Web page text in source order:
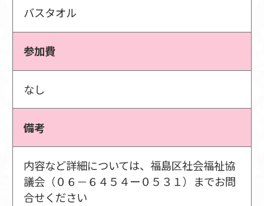
バスタオル
参加費
なし
備考
内容など詳細については、福島区社会福祉協
議会（０６－６４５４ー０５３１）までお問
合せください